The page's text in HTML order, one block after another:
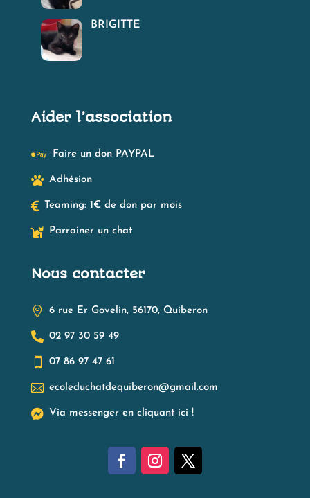
BRIGITTE
Aider l’association
 Faire un don PAYPAL
 Adhésion
 Teaming: 1€ de don par mois
 Parrainer un chat
Nous contacter
 6 rue Er Govelin, 56170, Quiberon
 02 97 30 59 49
 07 86 97 47 61
 ecoleduchatdequiberon@gmail.com
 Via messenger en cliquant ici !